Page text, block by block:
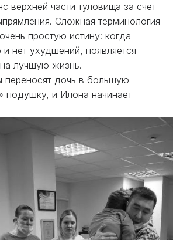
верхней части туловища за счет
Сложная терминология
простую истину: когда
нет ухудшений, появляется
лучшую жизнь.
переносят дочь в большую
подушку, и Илона начинает